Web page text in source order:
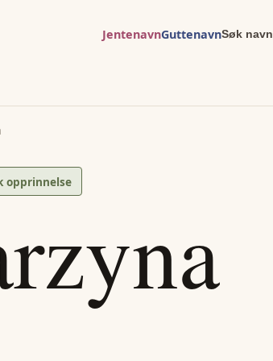
JentenavnGuttenavnSøk navn
opprinnelse